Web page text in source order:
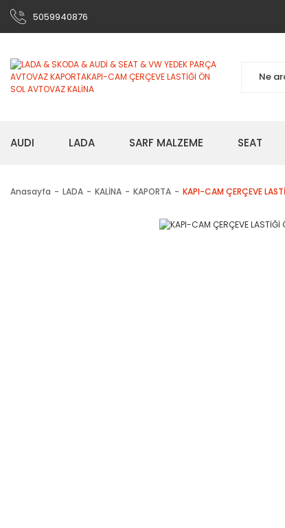
5059940876
AUDI LADA SARF MALZEME SEAT
Anasayfa LADA KALİNA KAPORTA KAPI-CAM ÇERÇEVE